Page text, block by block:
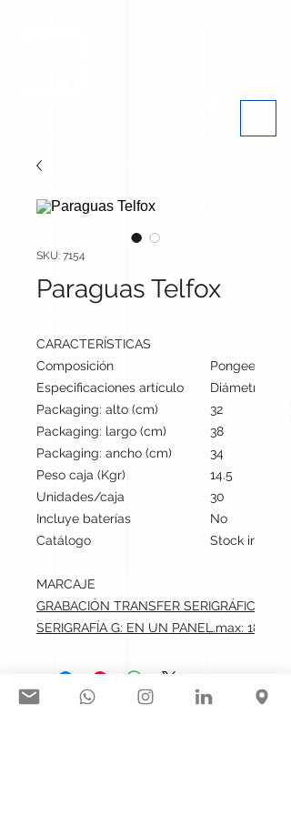
SKU: 7154
Paraguas Telfox
CARACTERÍSTICAS
Composición
Pongee
Especificaciones artículo
Diámetro: 95
Packaging: alto (cm)
32
Packaging: largo (cm)
38
Packaging: ancho (cm)
34
Peso caja (Kgr)
14.5
Unidades/caja
30
Incluye baterías
No
Catálogo
Stock
MARCAJE
GRABACIÓN TRANSFER SERIGRÁFICO:
SERIGRAFÍA G: EN UN PANEL.max: 18x10